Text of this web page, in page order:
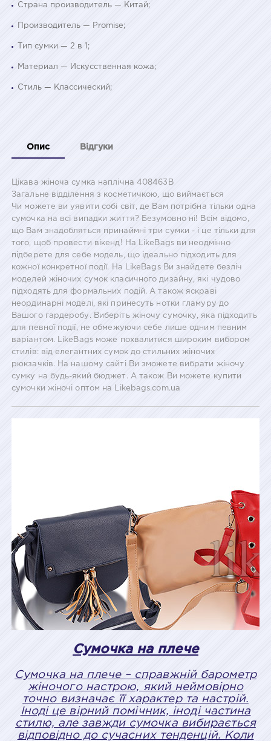
Страна производитель — Китай;
Производитель — Promise;
Тип сумки — 2 в 1;
Материал — Искусственная кожа;
Стиль — Классический;
Опис Відгуки
Цікава жіноча сумка наплічна 408463B
Загальне відділення з косметичкою, що виймається
Чи можете ви уявити собі світ, де Вам потрібна тільки одна
сумочка на всі випадки життя? Безумовно ні! Всім відомо,
що Вам знадобляться принаймні три сумки - і це тільки для
того, щоб провести вікенд! На LikeBags ви неодмінно
підберете для себе модель, що ідеально підходить для
кожної конкретної події. На LikeBags Ви знайдете безліч
моделей жіночих сумок класичного дизайну, які чудово
підходять для формальних подій. А також яскраві
неординарні моделі, які принесуть нотки гламуру до
Вашого гардеробу. Виберіть жіночу сумочку, яка підходить
для певної події, не обмежуючи себе лише одним певним
варіантом. LikeBags може похвалитися широким вибором
стилів: від елегантних сумок до стильних жіночих
рюкзачків. На нашому сайті Ви зможете вибрати жіночу
сумку на будь-який бюджет. А також Ви можете купити
сумочки жіночі оптом на Likebags.com.ua
Сумочка на плече
Сумочка на плече – справжній барометр
жіночого настрою, який неймовірно
точно визначає її характер та настрій.
Іноді це вірний помічник, іноді частина
стилю, але завжди сумочка вибирається
відповідно до сучасних тенденцій. Коли